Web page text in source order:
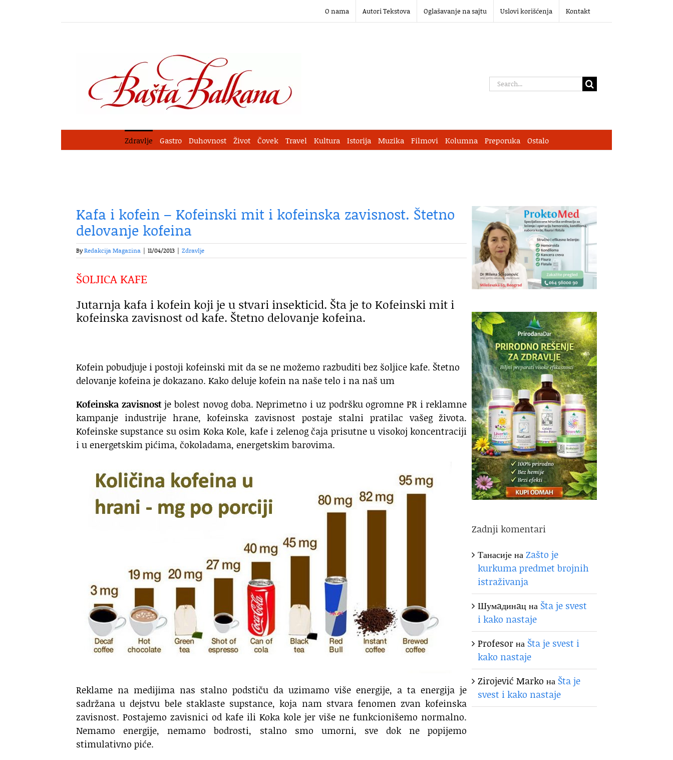
O nama Autori Tekstova Oglašavanje na sajtu Uslovi korišćenja Kontakt
Search
Zdravlje Gastro Duhovnost Život Čovek Travel Kultura Istorija Muzika Filmovi Kolumna Preporuka Ostalo
Kafa i kofein – Kofeinski mit i kofeinska zavisnost. Štetno
delovanje kofeina
ByRedakcija Magazina | 11/04/2013 | Zdravlje
ŠOLJICA KAFE
Jutarnja kafa i kofein koji je u stvari insekticid. Šta je to Kofeinski mit i
kofeinska zavisnost od kafe. Štetno delovanje kofeina.
Kofein pobudjuje i postoji kofeinski mit da se ne možemo razbuditi bez šoljice kafe. Štetno
delovanje kofeina je dokazano. Kako deluje kofein na naše telo i na naš um
Kofeinska zavisnostje bolest novog doba. Neprimetno i uz podršku ogromne PR i reklamne
kampanje industrije hrane, kofeinska zavisnost postaje stalni pratilac vašeg života.
Kofeinske supstance su osim Koka Kole, kafe i zelenog čaja prisutne u visokoj koncentraciji
i u energetskim pićima, čokoladama, energetskim barovima.
Reklame na medijima nas stalno podstiču da uzimamo više energije, a ta energija je
sadržana u dejstvu bele staklaste supstance, koja nam stvara fenomen zvan kofeinska
zavisnost. Postajemo zavisnici od kafe ili Koka kole jer više ne funkcionišemo normalno.
Nemamo energije, nemamo bodrosti, stalno smo umorni, sve dok ne popijemo
stimulativno piće.
Zadnji komentari
ТанасијенаZašto je
kurkuma predmet brojnih
istraživanja
Шумaдинaцна Šta je svest
i kako nastaje
Profesorна Šta je svest i
kako nastaje
Zirojević Marko на Šta je
svest i kako nastaje